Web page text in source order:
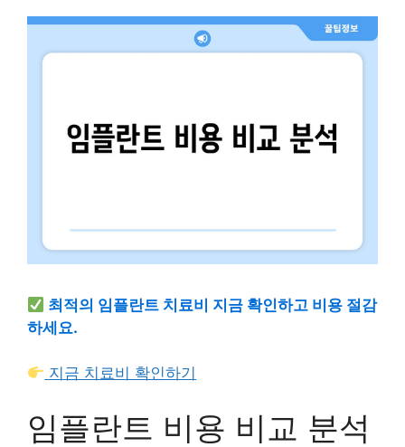
최적의 임플란트 치료비 지금 확인하고 비용 절감
하세요.
지금 치료비 확인하기
임플란트 비용 비교 분석